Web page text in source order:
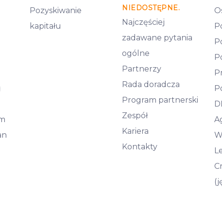
Pozyskiwanie
kapitału
NIEDOSTĘPNE.
Najczęściej
zadawane pytania
ogólne
Partnerzy
Rada doradcza
Program partnerski
Zespół
Kariera
Kontakty